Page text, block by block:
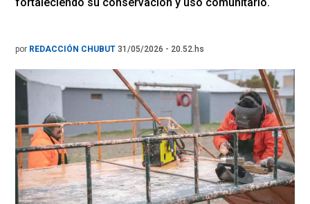
por REDACCIÓN CHUBUT 31/05/2026 - 20.52.hs